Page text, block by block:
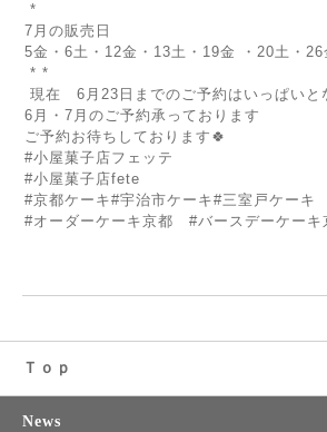
*
7月の販売日
5金・6土・12金・13土・19金 ・20土・26
* *
現在 6月23日までのご予約はいっぱいと
6月・7月のご予約承っております
ご予約お待ちしております🍀
#小屋菓子店フェッテ
#小屋菓子店fete
#京都ケーキ#宇治市ケーキ#三室戸ケーキ
#オーダーケーキ京都 #バースデーケーキ
Ｔｏｐ
News